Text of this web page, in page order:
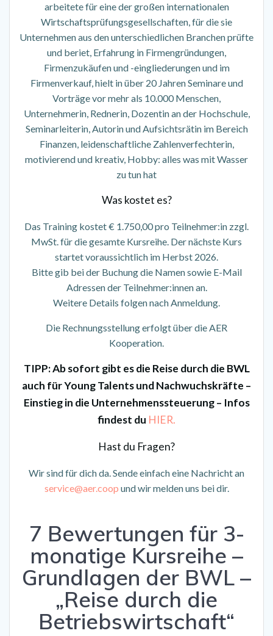
arbeitete für eine der großen internationalen
Wirtschaftsprüfungsgesellschaften, für die sie
Unternehmen aus den unterschiedlichen Branchen prüfte
und beriet, Erfahrung in Firmengründungen,
Firmenzukäufen und -eingliederungen und im
Firmenverkauf, hielt in über 20 Jahren Seminare und
Vorträge vor mehr als 10.000 Menschen,
Unternehmerin, Rednerin, Dozentin an der Hochschule,
Seminarleiterin, Autorin undAufsichtsrätin im Bereich
Finanzen, leidenschaftliche Zahlenverfechterin,
motivierend und kreativ, Hobby: alles was mit Wasser
zu tun hat
Was kostet es?
Das Training kostet € 1.750,00 pro Teilnehmer:in zzgl.
MwSt. für die gesamte Kursreihe. Der nächste Kurs
startet voraussichtlich im Herbst 2026.
Bitte gib bei der Buchung die Namen sowie E-Mail
Adressen der Teilnehmer:innen an.
Weitere Details folgen nach Anmeldung.
Die Rechnungsstellung erfolgt über die AER
Kooperation.
TIPP:Ab sofort gibt es die Reise durch die BWL
auch für Young Talents und Nachwuchskräfte –
Einstieg in die Unternehmenssteuerung – Infos
findest du HIER.
Hast du Fragen?
Wir sind für dich da. Sende einfach eine Nachricht an
service@aer.coop und wir melden uns bei dir.
7 Bewertungen für 3-
monatige Kursreihe –
Grundlagen der BWL –
„Reise durch die
Betriebswirtschaft“